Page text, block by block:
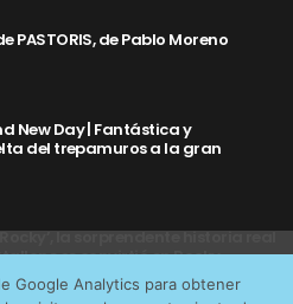
PASTORIS, de Pablo Moreno
New Day | Fantástica y
del trepamuros a la gran
la sorprendente historia real
se convirtió en Rocky
Google Analytics para obtener
y conocer los servicios que